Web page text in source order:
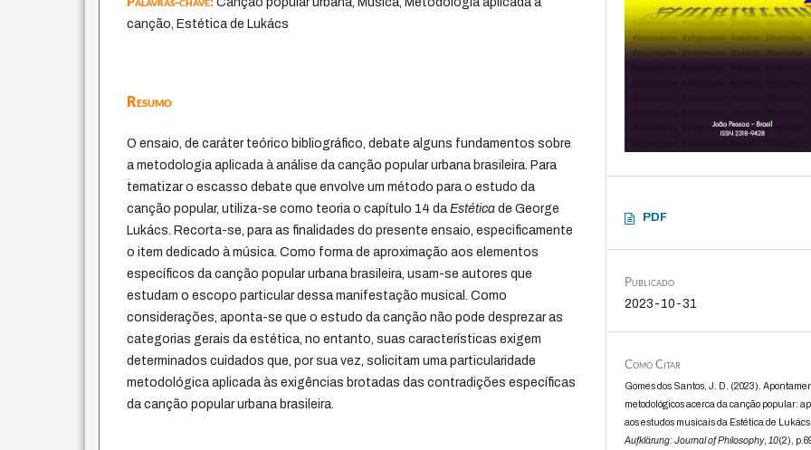
canção, Estética de Lukács
Resumo
O ensaio, de caráter teórico bibliográfico, debate alguns fundamentos sobre
a metodologia aplicada à análise da canção popular urbana brasileira. Para
tematizar o escasso debate que envolve um método para o estudo da
canção popular, utiliza-se como teoria o capítulo 14 daEstética de George
Lukács. Recorta-se, para as finalidades do presente ensaio, especificamente
o item dedicado à música. Como forma de aproximação aos elementos
específicos da canção popular urbana brasileira, usam-se autores que
estudam o escopo particular dessa manifestação musical. Como
considerações, aponta-se que o estudo da canção não pode desprezar as
categorias gerais da estética, no entanto, suas características exigem
determinados cuidados que, por sua vez, solicitam uma particularidade
metodológica aplicada às exigências brotadas das contradições específicas
da canção popular urbana brasileira.
PDF
Publicado
2023-10-31
Como Citar
Gomes dos Santos, J. D. (2023).
metodológicos acerca da canção popular:
aos estudos musicais da Estética de Lukács.
Aufklärung: Journal of Philosophy, 10(2),